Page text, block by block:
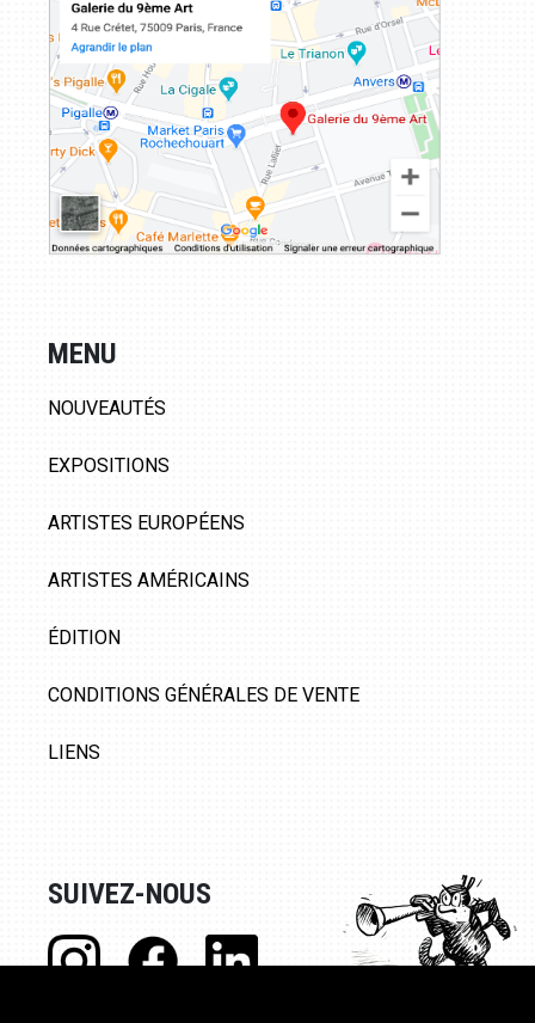
MENU
NOUVEAUTÉS
EXPOSITIONS
ARTISTES EUROPÉENS
ARTISTES AMÉRICAINS
ÉDITION
CONDITIONS GÉNÉRALES DE VENTE
LIENS
SUIVEZ-NOUS